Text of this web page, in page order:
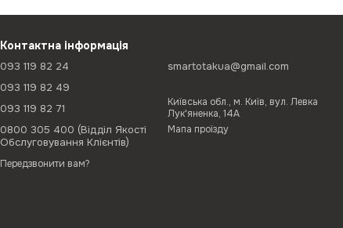
Контактна інформація
093 119 82 24
093 119 82 49
093 119 82 71
0800 305 400 (Відділ Якості
Обслуговування Клієнтів)
Передзвонити вам?
smartotakua@gmail.com
Київська обл., м. Київ, вул. Левка
Лук'яненка, 14А
Мапа проїзду